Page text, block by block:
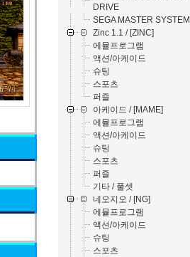
DRIVE
SEGA MASTER SYSTEM
Zinc 1.1 / [ZINC]
에뮬프로그램
액션/아케이드
슈팅
스포츠
퍼즐
아케이드 / [MAME]
에뮬프로그램
액션/아케이드
슈팅
스포츠
퍼즐
기타 / 풀셋
네오지오 / [NG]
에뮬프로그램
액션/아케이드
슈팅
스포츠